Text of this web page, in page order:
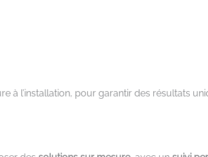
l’installation, pour garantir des résultats